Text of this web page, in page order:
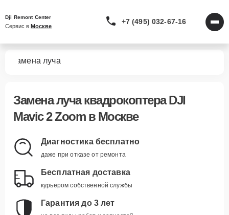
Dji Remont Center
Сервис в Москве
+7 (495) 032-67-16
Замена луча
Замена луча квадрокоптера DJI
Mavic 2 Zoom в Москве
Диагностика бесплатно
даже при отказе от ремонта
Бесплатная доставка
курьером собственной службы
Гарантия до 3 лет